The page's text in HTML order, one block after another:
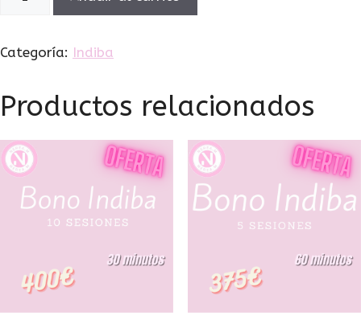
Categoría: Indiba
Productos relacionados